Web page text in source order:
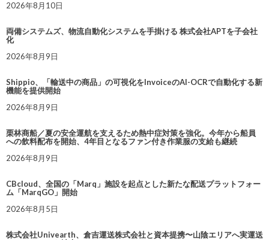
2026年8月10日
両備システムズ、物流自動化システムを手掛ける 株式会社APTを子会社
化
2026年8月9日
Shippio、「輸送中の商品」の可視化をInvoiceのAI-OCRで自動化する新
機能を提供開始
2026年8月9日
栗林商船／夏の安全運航を支えるため熱中症対策を強化。今年から船員
への飲料配布を開始、4年目となるファン付き作業服の支給も継続
2026年8月9日
CBcloud、全国の「Marq」施設を起点とした新たな配送プラットフォー
ム「MarqGO」開始
2026年8月5日
株式会社Univearth、倉吉運送株式会社と資本提携〜山陰エリアへ実運送